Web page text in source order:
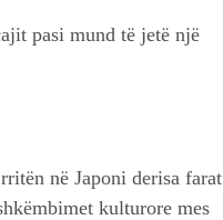
pasi mund të jetë një
në Japoni derisa farat
kulturore mes